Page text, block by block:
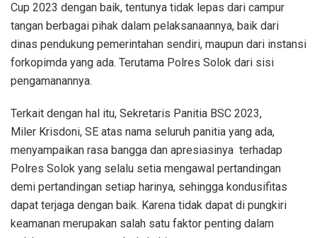
Cup 2023 dengan baik, tentunya tidak lepas dari campur
tangan berbagai pihak dalam pelaksanaannya, baik dari
dinas pendukung pemerintahan sendiri, maupun dari instansi
forkopimda yang ada. Terutama Polres Solok dari sisi
pengamanannya.
Terkait dengan hal itu, Sekretaris Panitia BSC 2023,
Miler Krisdoni, SE atas nama seluruh panitia yang ada,
menyampaikan rasa bangga dan apresiasinya terhadap
Polres Solok yang selalu setia mengawal pertandingan
demi pertandingan setiap harinya, sehingga kondusifitas
dapat terjaga dengan baik. Karena tidak dapat di pungkiri
keamanan merupakan salah satu faktor penting dalam